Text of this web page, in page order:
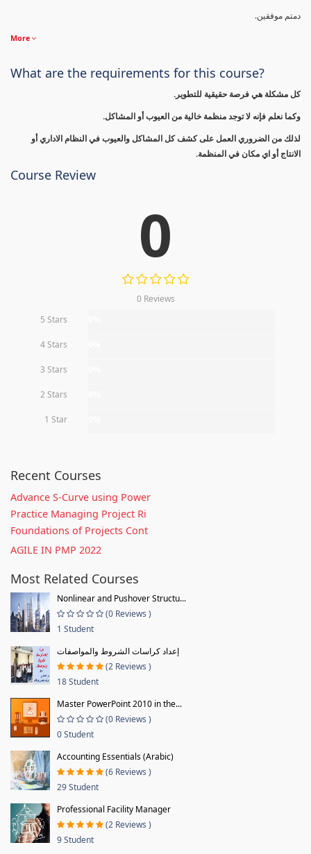
دمتم موفقين.
More
What are the requirements for this course?
كل مشكلة هي فرصة حقيقية للتطوير.
وكما نعلم فإنه لا توجد منظمة خالية من العيوب أو المشاكل.
لذلك من الضروري العمل على كشف كل المشاكل والعيوب في النظام الاداري أو
الانتاج أو اي مكان في المنظمة.
Course Review
0
0 Reviews
5 Stars
4 Stars
3 Stars
2 Stars
1 Star
Recent Courses
Advance S-Curve using Power
Practice Managing Project Ri
Foundations of Projects Cont
AGILE IN PMP 2022
Most Related Courses
Nonlinear and Pushover Structu...
(0 Reviews )
1 Student
إعداد كراسات الشروط والمواصفات
(2 Reviews )
18 Student
Master PowerPoint 2010 in the...
(0 Reviews )
0 Student
Accounting Essentials (Arabic)
(6 Reviews )
29 Student
Professional Facility Manager
(2 Reviews )
9 Student